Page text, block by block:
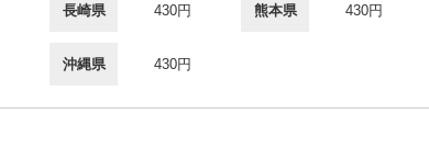
長崎県 430円 熊本県 430円
沖縄県 430円